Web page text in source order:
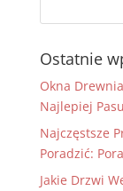
Ostatnie
Okna
Najlepiej
Najczęstsze
Poradzić:
Jakie Drzwi